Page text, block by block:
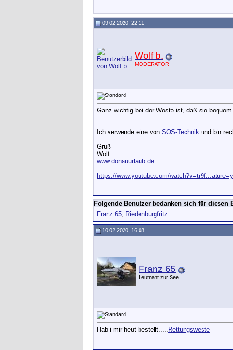
09.02.2020, 22:11
Wolf b.
MODERATOR
Ganz wichtig bei der Weste ist, daß sie
Ich verwende eine von SOS-Technik und bin
Gruß
Wolf
www.donauurlaub.de
https://www.youtube.com/
Folgende Benutzer bedanken sich für diesen
Franz 65, Riedenburgfritz
10.02.2020, 16:08
Franz 65
Leutnant zur See
Hab i mir heut bestellt..... Rettungsweste